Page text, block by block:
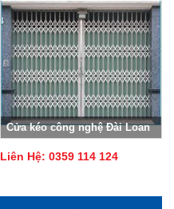
Cửa kéo công nghệ Đài Loan
Liên Hệ: 0359 114 124